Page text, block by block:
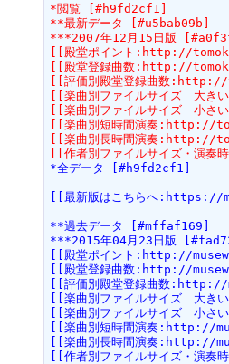
*閲覧 [#h9fd2cf1]
**最新データ [#u5bab09b]
***2007年12月15日版
[[殿堂ポイント:http://
[[殿堂登録曲数:http://
[[評価別殿堂登録曲数
[[楽曲別ファイルサイズ　
[[楽曲別ファイルサイズ　
[[楽曲別短時間演奏:http://
[[楽曲別長時間演奏:http://
[[作者別ファイルサイズ・
*全データ [#h9fd2cf1]
[[最新版はこちらへ
**過去データ [#mffaf169]
***2015年04月23日版
[[殿堂ポイント:http://
[[殿堂登録曲数:http://
[[評価別殿堂登録曲数
[[楽曲別ファイルサイズ　
[[楽曲別ファイルサイズ　
[[楽曲別短時間演奏:http://
[[楽曲別長時間演奏:http://
[[作者別ファイルサイズ・